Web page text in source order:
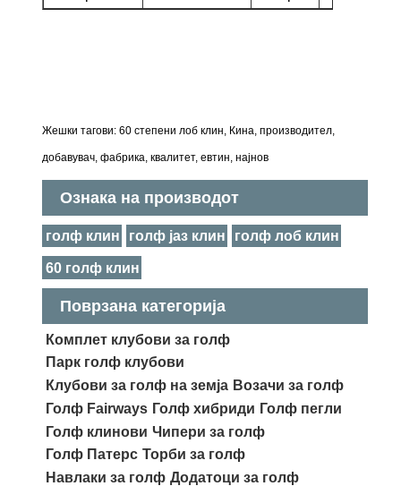
Жешки тагови: 60 степени лоб клин, Кина, производител,
добавувач, фабрика, квалитет, евтин, најнов
Ознака на производот
голф клин голф јаз клин голф лоб клин
60 голф клин
Поврзана категорија
Комплет клубови за голф
Парк голф клубови
Клубови за голф на земја Возачи за голф
Голф Fairways Голф хибриди Голф пегли
Голф клинови Чипери за голф
Голф Патерс Торби за голф
Навлаки за голф Додатоци за голф